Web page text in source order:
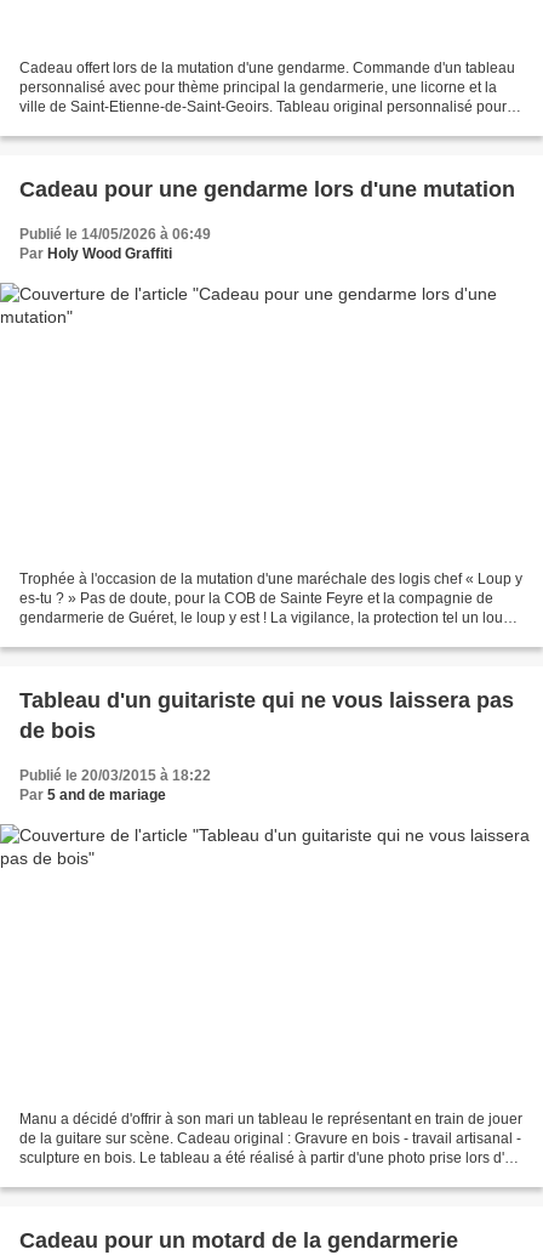
Cadeau offert lors de la mutation d'une gendarme. Commande d'un tableau
personnalisé avec pour thème principal la gendarmerie, une licorne et la
ville de Saint-Etienne-de-Saint-Geoirs. Tableau original personnalisé pour
Cadeau pour une gendarme lors d'une mutation
Publié le 14/05/2026 à 06:49
Par Holy Wood Graffiti
Trophée à l'occasion de la mutation d'une maréchale des logis chef « Loup y
es-tu ? » Pas de doute, pour la COB de Sainte Feyre et la compagnie de
gendarmerie de Guéret, le loup y est ! La vigilance, la protection tel un loup !
Tableau d'un guitariste qui ne vous laissera pas
de bois
Publié le 20/03/2015 à 18:22
Par 5 and de mariage
Manu a décidé d'offrir à son mari un tableau le représentant en train de jouer
de la guitare sur scène. Cadeau original : Gravure en bois - travail artisanal -
sculpture en bois. Le tableau a été réalisé à partir d'une photo prise lors d'un
Cadeau pour un motard de la gendarmerie